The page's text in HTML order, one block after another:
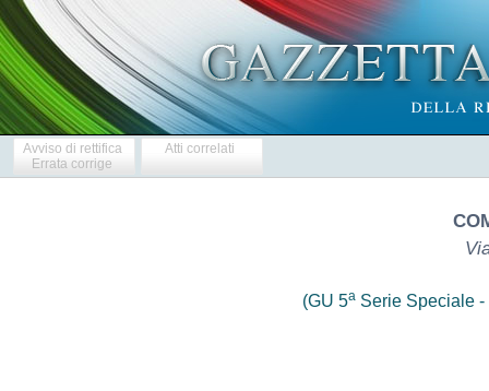
Avviso di rettifica
Errata corrige
Atti correlati
(GU 5aSerie Speciale -